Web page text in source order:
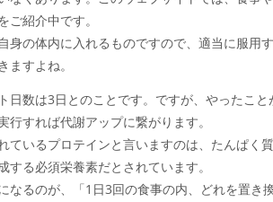
紹介中です。
身の体内に入れるものですので、適当に服用
ますよね。
日数は3日とのことです。ですが、やったこ
すれば代謝アップに繋がります。
ているプロテインと言いますのは、たんぱく
る必須栄養素だとされています。
なるのが、「1日3回の食事の内、どれを置き